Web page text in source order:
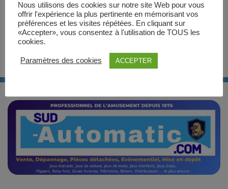
Site web
Nous utilisons des cookies sur notre site Web pour vous
offrir l'expérience la plus pertinente en mémorisant vos
préférences et les visites répétées. En cliquant sur
«Accepter», vous consentez à l'utilisation de TOUS les
cookies.
Paramètres des cookies ACCEPTER